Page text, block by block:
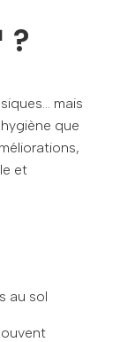
?
mais
que
et
au sol